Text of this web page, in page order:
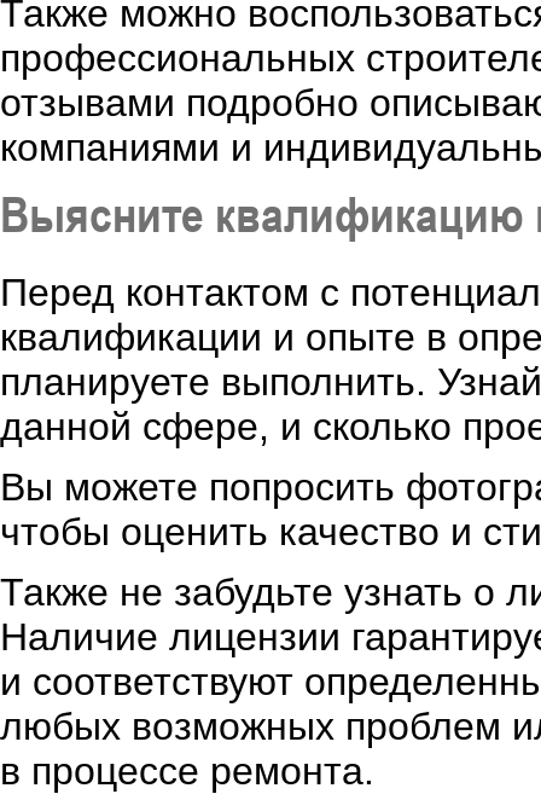
Также можно
профессиональных
отзывами подробно
компаниями и
Выясните квалификацию
Перед контактом с
квалификации и опыте в
планируете выполнить.
данной сфере, и сколько
Вы можете попросить
чтобы оценить качество и
Также не забудьте узнать о
Наличие лицензии
и соответствуют
любых возможных проблем
в процессе ремонта.